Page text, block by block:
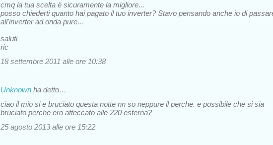
cmq la tua scelta è sicuramente la migliore...
posso chiederti quanto hai pagato il tuo inverter? Stavo pensando anche io di
all'inverter ad onda pure...
saluti
ric
18 settembre 2011 alle ore 10:38
Unknown ha detto…
ciao il mio si e bruciato questa notte nn so neppure il perche. e possibile che si sia
bruciato perche ero atteccato alle 220 esterna?
25 agosto 2013 alle ore 15:22